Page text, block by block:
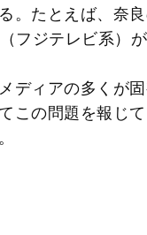
。たとえば、奈
フジテレビ系）
ディアの多くが
この問題を報じ